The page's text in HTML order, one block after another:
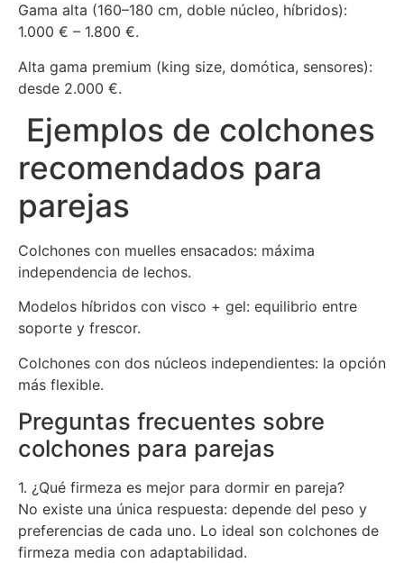
Gama alta (160–180 cm, doble núcleo, híbridos):
1.000 € – 1.800 €.
Alta gama premium (king size, domótica, sensores):
desde 2.000 €.
Ejemplos de colchones
recomendados para
parejas
Colchones con muelles ensacados: máxima
independencia de lechos.
Modelos híbridos con visco + gel: equilibrio entre
soporte y frescor.
Colchones con dos núcleos independientes: la opción
más flexible.
Preguntas frecuentes sobre
colchones para parejas
1. ¿Qué firmeza es mejor para dormir en pareja?
No existe una única respuesta: depende del peso y
preferencias de cada uno. Lo ideal son colchones de
firmeza media con adaptabilidad.